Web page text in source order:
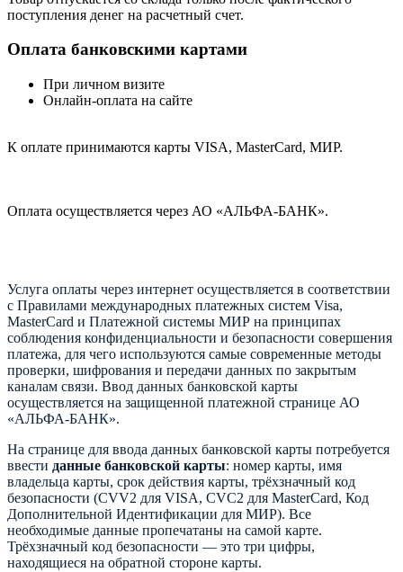
поступления денег на расчетный счет.
Оплата банковскими картами
При личном визите
Онлайн-оплата на сайте
К оплате принимаются карты VISA, MasterCard, МИР.
Оплата осуществляется через АО «АЛЬФА-БАНК».
Услуга оплаты через интернет осуществляется в соответствии
с Правилами международных платежных систем Visa,
MasterCard и Платежной системы МИР на принципах
соблюдения конфиденциальности и безопасности совершения
платежа, для чего используются самые современные методы
проверки, шифрования и передачи данных по закрытым
каналам связи. Ввод данных банковской карты
осуществляется на защищенной платежной странице АО
«АЛЬФА-БАНК».
На странице для ввода данных банковской карты потребуется
ввести данные банковской карты: номер карты, имя
владельца карты, срок действия карты, трёхзначный код
безопасности (CVV2 для VISA, CVC2 для MasterCard, Код
Дополнительной Идентификации для МИР). Все
необходимые данные пропечатаны на самой карте.
Трёхзначный код безопасности — это три цифры,
находящиеся на обратной стороне карты.